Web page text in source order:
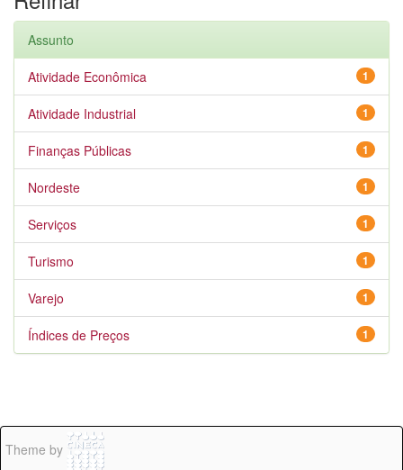
Assunto
1
Atividade Econômica
1
Atividade Industrial
1
Finanças Públicas
1
Nordeste
1
Serviços
1
Turismo
1
Varejo
1
Índices de Preços
Theme by